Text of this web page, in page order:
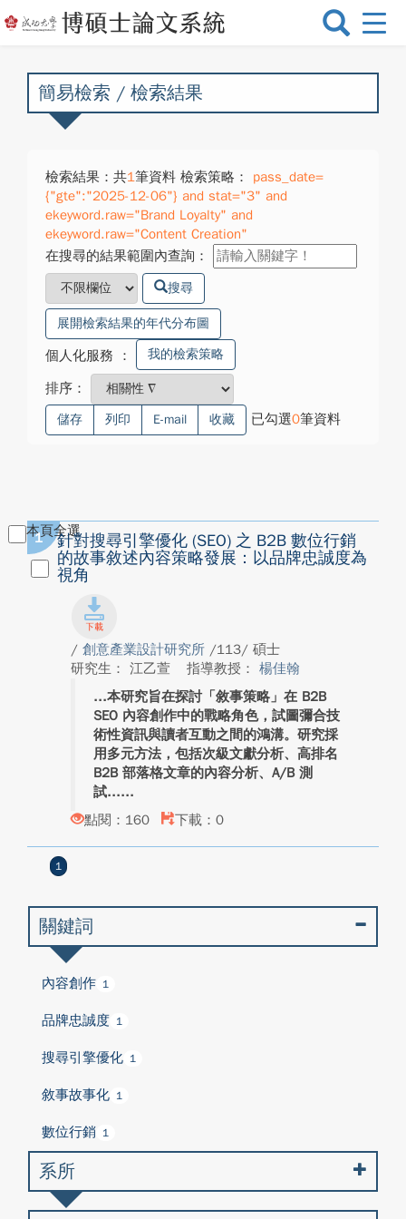
選
換
簡易檢索 / 檢索結果
檢索結果：共1筆資料 檢索策略：
pass_date=
{"gte":"2025-12-06"} and stat="3" and
ekeyword.raw="Brand Loyalty" and
ekeyword.raw="Content Creation"
在搜尋的結果範圍內查詢：
搜尋
展開檢索結果的年代分布圖
個人化服務 ： 我的檢索策略
排序：
儲存 列印 E-mail 收藏 已勾選0筆資料
本頁全選
1
針對搜尋引擎優化 (SEO) 之 B2B 數位行銷
的故事敘述內容策略發展：以品牌忠誠度為
視角
/ 創意產業設計研究所 /113/ 碩士
研究生： 江乙萱
指導教授： 楊佳翰
本研究旨在探討「敘事策略」在 B2B
SEO 內容創作中的戰略角色，試圖彌合技
術性資訊與讀者互動之間的鴻溝。研究採
用多元方法，包括次級文獻分析、高排名
B2B 部落格文章的內容分析、A/B 測
試...
點閱：160
下載：0
1
關鍵詞
內容創作 1
品牌忠誠度 1
搜尋引擎優化 1
敘事故事化 1
數位行銷 1
系所